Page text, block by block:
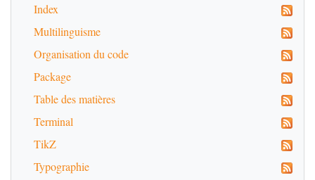
Index
Multilinguisme
Organisation du code
Package
Table des matières
Terminal
TikZ
Typographie